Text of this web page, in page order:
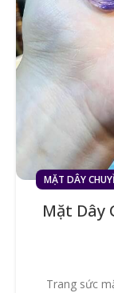
MẶT DÂY
Mặt Dây
Trang sức